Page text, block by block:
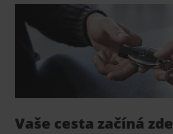
Vaše cesta začíná zde